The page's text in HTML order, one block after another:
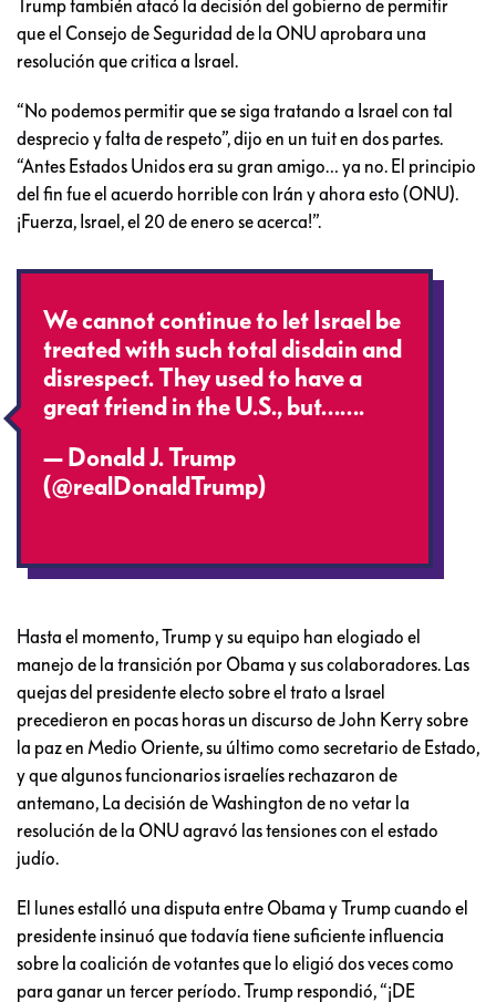
Trump también atacó la decisión del gobierno de permitir
que el Consejo de Seguridad de la ONU aprobara una
resolución que critica a Israel.
“No podemos permitir que se siga tratando a Israel con tal
desprecio y falta de respeto”, dijo en un tuit en dos partes.
“Antes Estados Unidos era su gran amigo… ya no. El principio
del fin fue el acuerdo horrible con Irán y ahora esto (ONU).
¡Fuerza, Israel, el 20 de enero se acerca!”.
We cannot continue to let Israel be
treated with such total disdain and
disrespect. They used to have a
great friend in the U.S., but…….
— Donald J. Trump
(@realDonaldTrump)
Hasta el momento, Trump y su equipo han elogiado el
manejo de la transición por Obama y sus colaboradores. Las
quejas del presidente electo sobre el trato a Israel
precedieron en pocas horas un discurso de John Kerry sobre
la paz en Medio Oriente, su último como secretario de Estado,
y que algunos funcionarios israelíes rechazaron de
antemano, La decisión de Washington de no vetar la
resolución de la ONU agravó las tensiones con el estado
judío.
El lunes estalló una disputa entre Obama y Trump cuando el
presidente insinuó que todavía tiene suficiente influencia
sobre la coalición de votantes que lo eligió dos veces como
para ganar un tercer período. Trump respondió, “¡DE